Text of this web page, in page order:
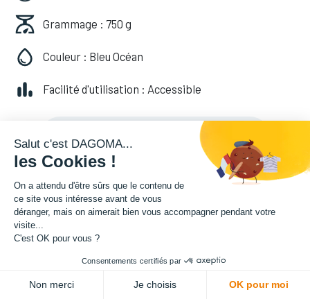
Grammage : 750 g
Couleur : Bleu Océan
Facilité d'utilisation : Accessible
20,82€HT
(20,82 TVA comprise)
Salut c'est DAGOMA...
les Cookies !
On a attendu d'être sûrs que le contenu de
ce site vous intéresse avant de vous
déranger, mais on aimerait bien vous accompagner pendant votre
visite...
C'est OK pour vous ?
Consentements certifiés par
Non merci Je choisis OK pour moi